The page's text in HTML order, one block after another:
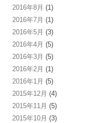
2016年8月 (1)
2016年7月 (1)
2016年5月 (3)
2016年4月 (5)
2016年3月 (5)
2016年2月 (1)
2016年1月 (5)
2015年12月 (4)
2015年11月 (5)
2015年10月 (3)